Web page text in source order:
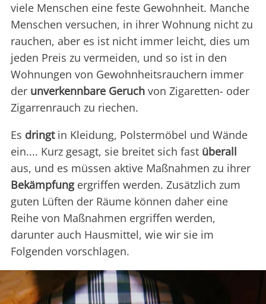
viele Menschen eine feste Gewohnheit. Manche
Menschen versuchen, in ihrer Wohnung nicht zu
rauchen, aber es ist nicht immer leicht, dies um
jeden Preis zu vermeiden, und so ist in den
Wohnungen von Gewohnheitsrauchern immer
der unverkennbare Geruch von Zigaretten- oder
Zigarrenrauch zu riechen.
Es dringtin Kleidung, Polstermöbel und Wände
ein.... Kurz gesagt, sie breitet sich fast überall
aus, und es müssen aktive Maßnahmen zu ihrer
Bekämpfungergriffen werden. Zusätzlich zum
guten Lüften der Räume können daher eine
Reihe von Maßnahmen ergriffen werden,
darunter auch Hausmittel, wie wir sie im
Folgenden vorschlagen.